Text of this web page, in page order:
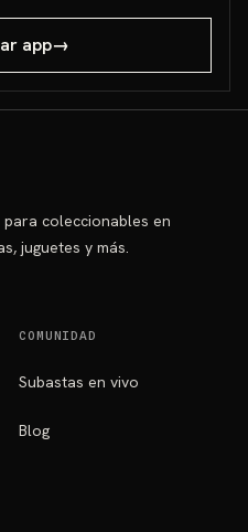
app→
coleccionables en
juguetes y más.
COMUNIDAD
Subastas en vivo
Blog